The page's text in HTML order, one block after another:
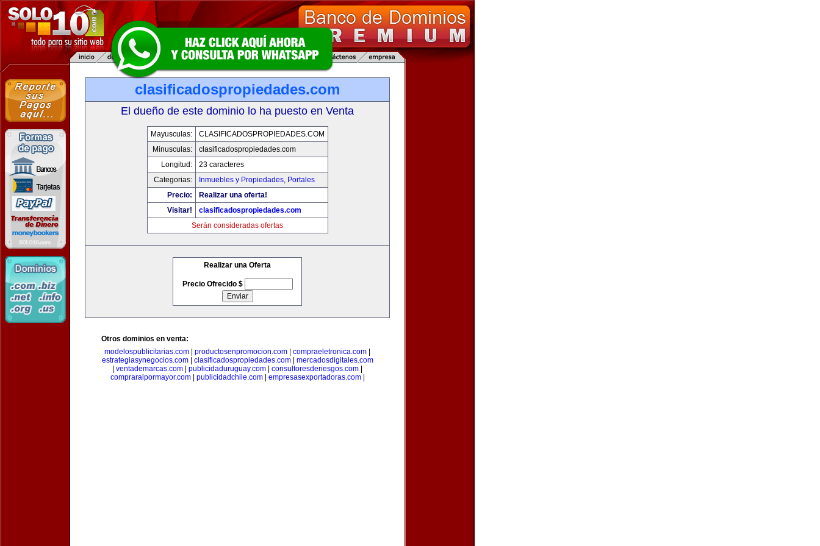
clasificadospropiedades.com
El dueño de este dominio lo ha puesto en Venta
Mayusculas:
CLASIFICADOSPROPIEDADES.COM
Minusculas:
clasificadospropiedades.com
Longitud:
23 caracteres
Categorias:
Inmuebles y Propiedades, Portales
Precio:
Realizar una oferta!
Visitar!
clasificadospropiedades.com
Serán consideradas ofertas
Realizar una Oferta
Precio Ofrecido $
Otros dominios en venta:
modelospublicitarias.com
productosenpromocion.com compraeletronica.com
estrategiasynegocios.com| clasificadospropiedades.com| mercadosdigitales.com
ventademarcas.com publicidaduruguay.com consultoresderiesgos.com
compraralpormayor.com| publicidadchile.com| empresasexportadoras.com|